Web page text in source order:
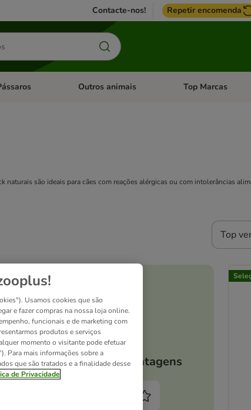
Contacte-nos! Repetir encomenda
menu de categoria: RoedoresAbrir menu de categoria: Pássaros
Outros animais Abrir menu de
Top Marcas
naturais são ideais para cães com reações alérgicas ou com intolerâncias
Top
As vantagens
Usamos cookies que são
e fazer compras na nossa loja online.
funcionais e de marketing com
produtos e serviços
momento o visitante pode efetuar
Para mais informações sobre a
que são tratados e a finalidade desse
de Privacidade